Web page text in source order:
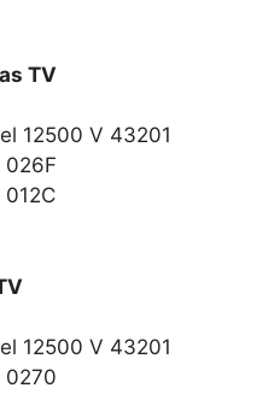
TV
12500 V 43201
026F
012C
12500 V 43201
0270